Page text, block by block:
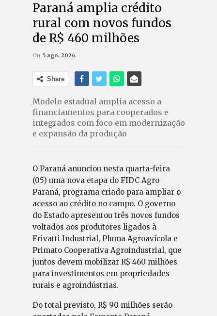
Paraná amplia crédito
rural com novos fundos
de R$ 460 milhões
On 5 ago, 2026
Share
Modelo estadual amplia acesso a
financiamentos para cooperados e
integrados com foco em modernização
e expansão da produção
O Paraná anunciou nesta quarta-feira
(05) uma nova etapa do FIDC Agro
Paraná, programa criado para ampliar o
acesso ao crédito no campo. O governo
do Estado apresentou três novos fundos
voltados aos produtores ligados à
Frivatti Industrial, Pluma Agroavícola e
Primato Cooperativa Agroindustrial, que
juntos devem mobilizar R$ 460 milhões
para investimentos em propriedades
rurais e agroindústrias.
Do total previsto, R$ 90 milhões serão